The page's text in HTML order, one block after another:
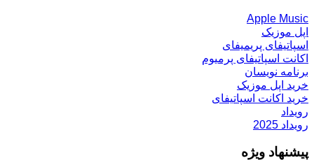
Apple Music
اپل موزیک
اسپاتیفای پریمیفای
اکانت اسپاتیفای پرمیوم
برنامه نویسان
خرید اپل موزیک
خرید اکانت اسپاتیفای
رویداد
رویداد 2025
پیشنهاد ویژه